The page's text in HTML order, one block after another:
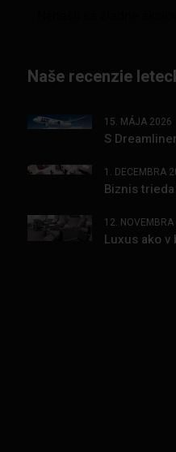
Naše recenzie
15. MÁJA 2026
S
1. DECEMBRA
Biznis
12.
Luxus ako